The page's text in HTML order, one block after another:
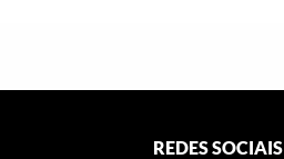
REDES SOCIAIS